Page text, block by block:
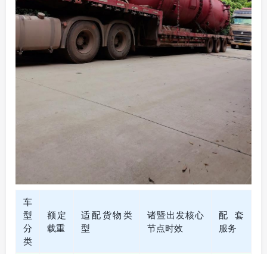
车
型
分
类
额定
载重
适配货物类
型
诸暨出发核心
节点时效
配套
服务